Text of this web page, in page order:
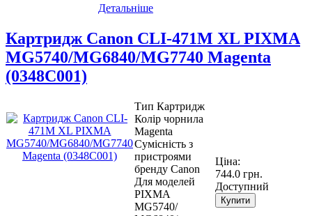
Детальніше
Картридж Canon CLI-471M XL PIXMA
MG5740/MG6840/MG7740 Magenta
(0348C001)
Тип Картридж
Колір чорнила
Magenta
Сумісність з
пристроями
бренду Canon
Для моделей
PIXMA
MG5740/
Ціна:
744.0 грн.
Доступний
Купити